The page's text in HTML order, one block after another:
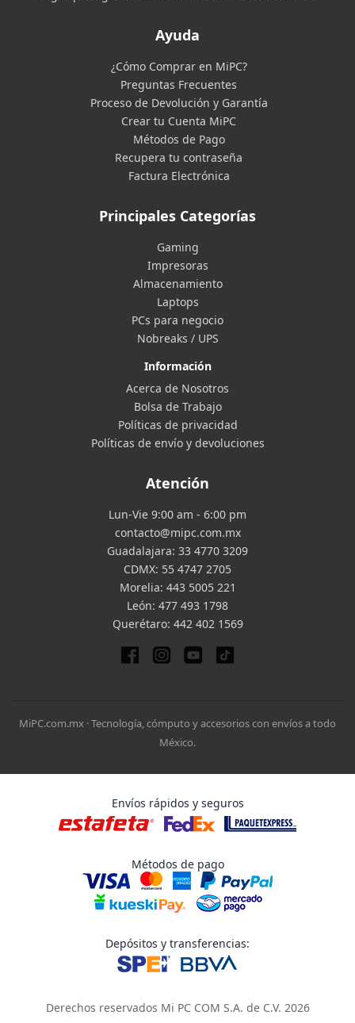
Ayuda
¿Cómo Comprar en MiPC?
Preguntas Frecuentes
Proceso de Devolución y Garantía
Crear tu Cuenta MiPC
Métodos de Pago
Recupera tu contraseña
Factura Electrónica
Principales Categorías
Gaming
Impresoras
Almacenamiento
Laptops
PCs para negocio
Nobreaks / UPS
Información
Acerca de Nosotros
Bolsa de Trabajo
Políticas de privacidad
Políticas de envío y devoluciones
Atención
Lun-Vie 9:00 am - 6:00 pm
contacto@mipc.com.mx
Guadalajara: 33 4770 3209
CDMX: 55 4747 2705
Morelia: 443 5005 221
León: 477 493 1798
Querétaro: 442 402 1569
MiPC.com.mx · Tecnología, cómputo y accesorios con envíos a todo
México.
Envíos rápidos y seguros
Métodos de pago
Depósitos y transferencias:
Derechos reservados Mi PC COM S.A. de C.V. 2026